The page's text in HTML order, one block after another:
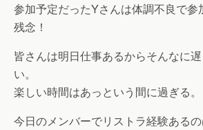
参加予定だったYさんは体調不良で参
残念！
皆さんは明日仕事あるからそんなに
い。
楽しい時間はあっという間に過ぎる。
今日のメンバーでリストラ経験ある